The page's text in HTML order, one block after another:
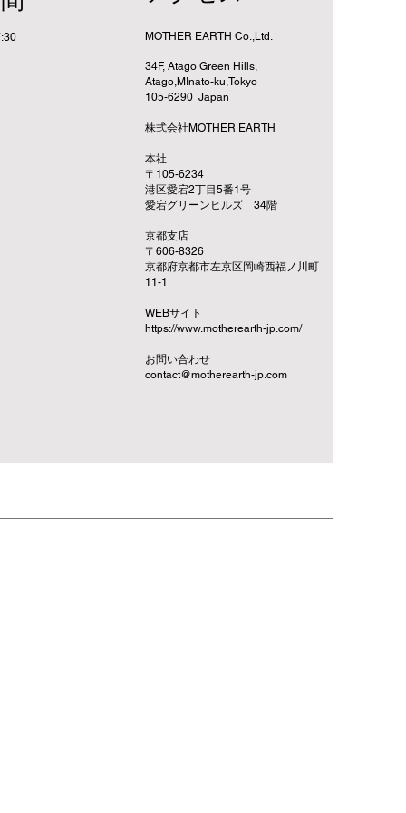
MOTHER EARTH Co.,Ltd.
34F, Atago Green Hills,
Atago,MInato-ku,Tokyo
105-6290 Japan
株式会社MOTHER EARTH
​本社
〒105-6234
港区愛宕2丁目5番1号
愛宕グリーンヒルズ 34階
京都支店
〒606-8326
京都府京都市左京区岡崎西福ノ川町
11-1
​WEBサイト
https://www.motherearth-jp.com/
お問い合わせ
contact@motherearth-jp.com